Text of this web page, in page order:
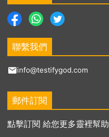
聯繫我們
info@testifygod.com
郵件訂閱
點擊訂閱 給您更多靈裡幫助